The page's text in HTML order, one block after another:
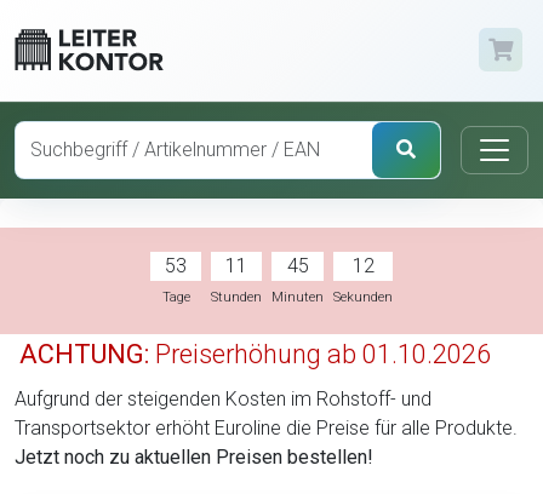
53
Tage
11
Stunden
45
Minuten
11
Sekunden
ACHTUNG: Preiserhöhung ab 01.10.2026
Aufgrund der steigenden Kosten im Rohstoff- und
Transportsektor erhöht Euroline die Preise für alle Produkte.
Jetzt noch zu aktuellen Preisen bestellen!